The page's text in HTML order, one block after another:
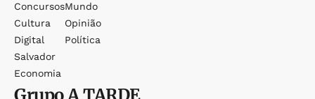
Concursos
Cultura
Digital
Salvador
Economia
Mundo
Opinião
Política